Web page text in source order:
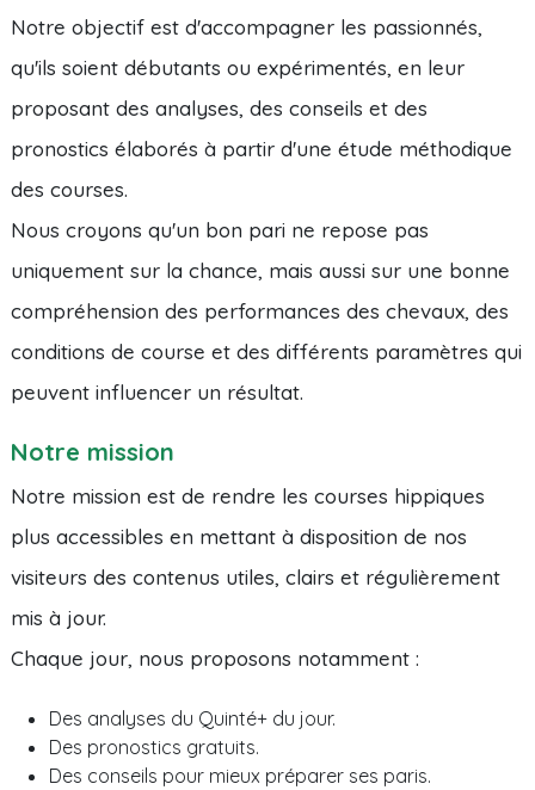
Notre objectif est d'accompagner les passionnés,
qu'ils soient débutants ou expérimentés, en leur
proposant des analyses, des conseils et des
pronostics élaborés à partir d'une étude méthodique
des courses.
Nous croyons qu'un bon pari ne repose pas
uniquement sur la chance, mais aussi sur une bonne
compréhension des performances des chevaux, des
conditions de course et des différents paramètres qui
peuvent influencer un résultat.
Notre mission
Notre mission est de rendre les courses hippiques
plus accessibles en mettant à disposition de nos
visiteurs des contenus utiles, clairs et régulièrement
mis à jour.
Chaque jour, nous proposons notamment :
Des analyses du Quinté+ du jour.
Des pronostics gratuits.
Des conseils pour mieux préparer ses paris.